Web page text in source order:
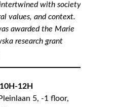
with society,
values, and context.
awarded the Marie
research grant
12H
5, -1 floor,